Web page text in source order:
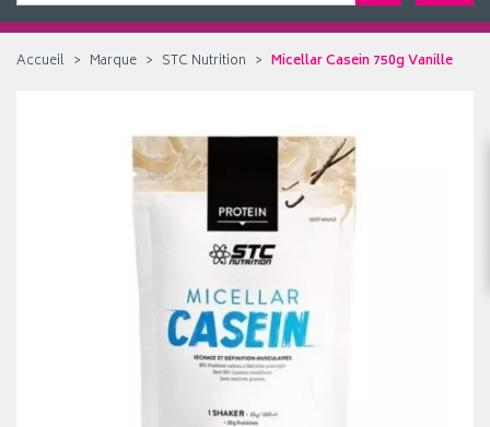
Accueil Marque STC Nutrition Micellar Casein 750g Vanille